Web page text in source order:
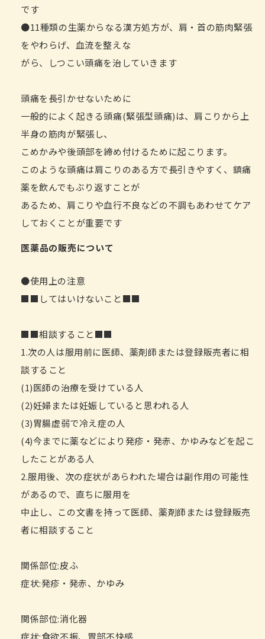
です
●11種類の生薬からなる漢方処方が、肩・首の筋肉緊張
をやわらげ、血流を整えな
がら、しつこい頭痛を治していきます
頭痛を長引かせないために
一般的によく起きる頭痛(緊張型頭痛)は、肩こりから上
半身の筋肉が緊張し、
こめかみや後頭部を締め付けるために起こります。
このような頭痛は肩こりのある方で長引きやすく、鎮痛
薬を飲んでもぶり返すことが
あるため、肩こりや血行不良などの不調もあわせてケア
しておくことが重要です
医薬品の販売について
●使用上の注意
■■してはいけないこと■■
■■相談すること■■
1.次の人は服用前に医師、薬剤師または登録販売者に相
談すること
(1)医師の治療を受けている人
(2)妊婦または妊娠していると思われる人
(3)胃腸虚弱で冷え症の人
(4)今までに薬などにより発疹・発赤、かゆみなどを起こ
したことがある人
2.服用後、次の症状があらわれた場合は副作用の可能性
があるので、直ちに服用を
中止し、この文書を持って医師、薬剤師または登録販売
者に相談すること
関係部位:皮ふ
症状:発疹・発赤、かゆみ
関係部位:消化器